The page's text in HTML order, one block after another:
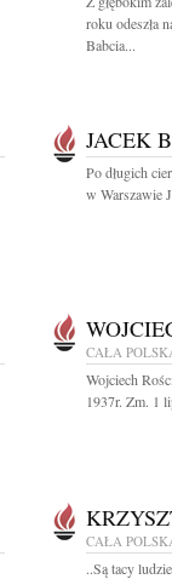
roku odeszła
Babcia...
JACEK
Po długich
w Warszawie
CAŁA
Wojciech
1937r. Zm. 1
CAŁA
..Są tacy